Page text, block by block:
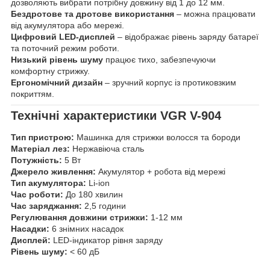
дозволяють вибрати потрібну довжину від 1 до 12 мм.
Бездротове та дротове використання – можна працювати
від акумулятора або мережі.
Цифровий LED-дисплей – відображає рівень заряду батареї
та поточний режим роботи.
Низький рівень шуму працює тихо, забезпечуючи
комфортну стрижку.
Ергономічний дизайн – зручний корпус із протиковзким
покриттям.
Технічні характеристики VGR V-904
Тип пристрою: Машинка для стрижки волосся та бороди
Матеріал лез: Нержавіюча сталь
Потужність: 5 Вт
Джерело живлення: Акумулятор + робота від мережі
Тип акумулятора: Li-ion
Час роботи: До 180 хвилин
Час заряджання: 2,5 години
Регулювання довжини стрижки: 1-12 мм
Насадки: 6 знімних насадок
Дисплей: LED-індикатор рівня заряду
Рівень шуму: < 60 дБ